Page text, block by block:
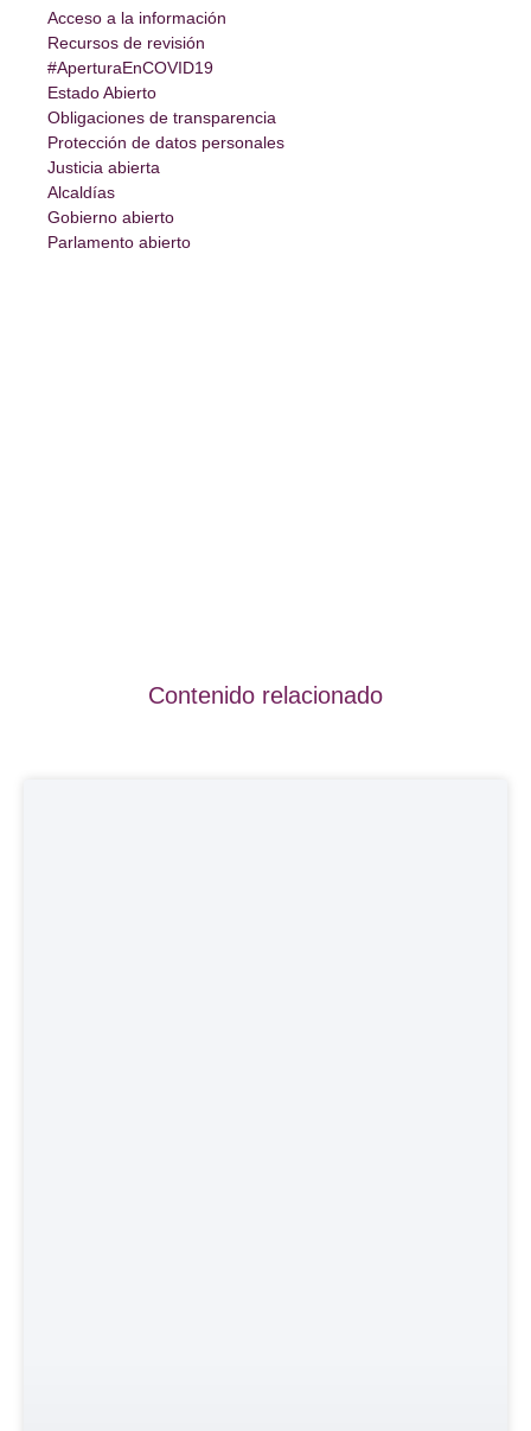
Acceso a la información
Recursos de revisión
#AperturaEnCOVID19
Estado Abierto
Obligaciones de transparencia
Protección de datos personales
Justicia abierta
Alcaldías
Gobierno abierto
Parlamento abierto
Contenido relacionado